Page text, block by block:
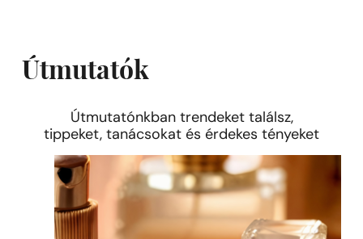
Útmutatók
Útmutatónkban trendeket találsz,
tippeket, tanácsokat és érdekes tényeket